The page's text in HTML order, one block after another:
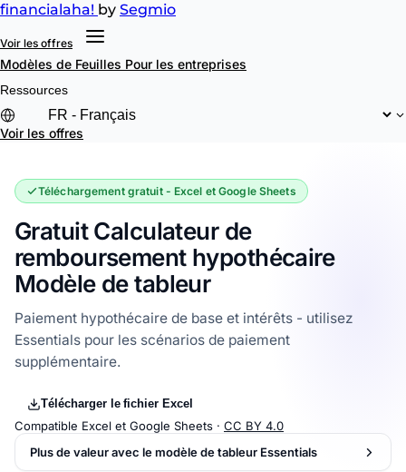
financialaha! by Segmio
Voir les offres
Modèles de Feuilles Pour les entreprises
Ressources
Voir les offres
Téléchargement gratuit - Excel et Google Sheets
Gratuit Calculateur de
remboursement hypothécaire
Modèle de tableur
Paiement hypothécaire de base et intérêts - utilisez
Essentials pour les scénarios de paiement
supplémentaire.
Télécharger le fichier Excel
Compatible Excel et Google Sheets · CC BY 4.0
Plus de valeur avec le modèle de tableur Essentials